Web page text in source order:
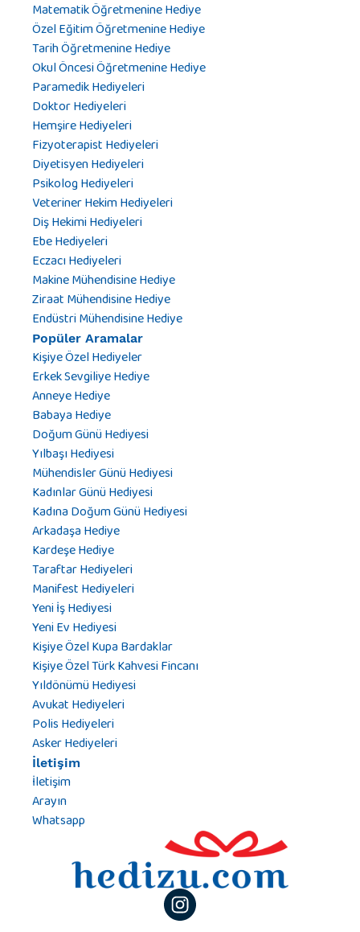
Matematik Öğretmenine Hediye
Özel Eğitim Öğretmenine Hediye
Tarih Öğretmenine Hediye
Okul Öncesi Öğretmenine Hediye
Paramedik Hediyeleri
Doktor Hediyeleri
Hemşire Hediyeleri
Fizyoterapist Hediyeleri
Diyetisyen Hediyeleri
Psikolog Hediyeleri
Veteriner Hekim Hediyeleri
Diş Hekimi Hediyeleri
Ebe Hediyeleri
Eczacı Hediyeleri
Makine Mühendisine Hediye
Ziraat Mühendisine Hediye
Endüstri Mühendisine Hediye
Popüler Aramalar
Kişiye Özel Hediyeler
Erkek Sevgiliye Hediye
Anneye Hediye
Babaya Hediye
Doğum Günü Hediyesi
Yılbaşı Hediyesi
Mühendisler Günü Hediyesi
Kadınlar Günü Hediyesi
Kadına Doğum Günü Hediyesi
Arkadaşa Hediye
Kardeşe Hediye
Taraftar Hediyeleri
Manifest Hediyeleri
Yeni İş Hediyesi
Yeni Ev Hediyesi
Kişiye Özel Kupa Bardaklar
Kişiye Özel Türk Kahvesi Fincanı
Yıldönümü Hediyesi
Avukat Hediyeleri
Polis Hediyeleri
Asker Hediyeleri
İletişim
İletişim
Arayın
Whatsapp